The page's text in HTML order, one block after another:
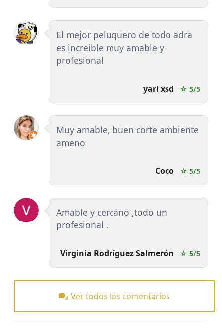
El mejor peluquero de todo adra
es increible muy amable y
profesional
yari xsd ☆ 5/5
Muy amable, buen corte ambiente
ameno
Coco ☆ 5/5
Amable y cercano ,todo un
profesional .
Virginia Rodríguez Salmerón ☆ 5/5
Ver todos los comentarios